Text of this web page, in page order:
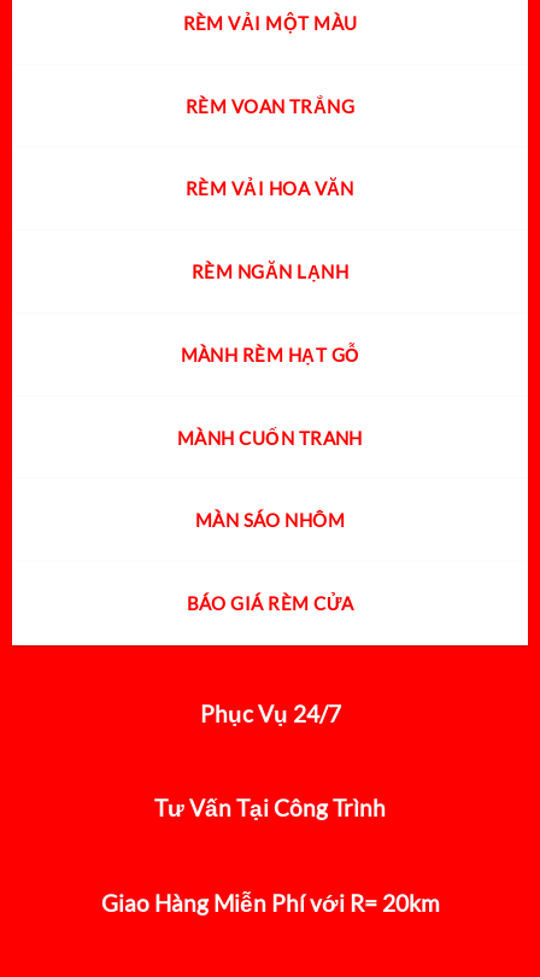
RÈM VẢI MỘT MÀU
RÈM VOAN TRẮNG
RÈM VẢI HOA VĂN
RÈM NGĂN LẠNH
MÀNH RÈM HẠT GỖ
MÀNH CUỐN TRANH
MÀN SÁO NHÔM
BÁO GIÁ RÈM CỬA
Phục Vụ 24/7
Tư Vấn Tại Công Trình
Giao Hàng Miễn Phí với R= 20km